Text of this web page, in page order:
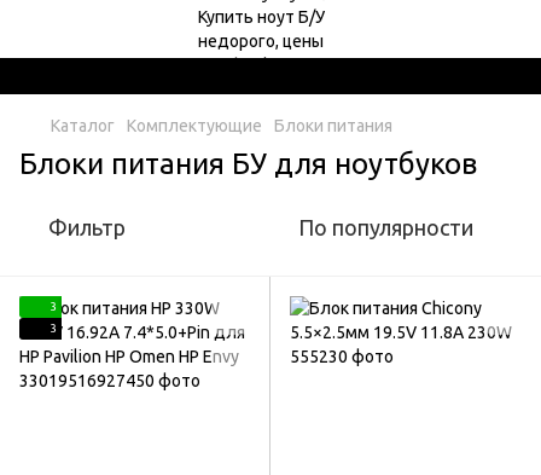
Каталог Комплектующие Блоки питания
Блоки питания БУ для ноутбуков
Фильтр По популярности
3
3